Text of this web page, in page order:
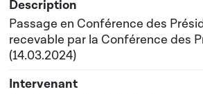
Passage en Conférence des
recevable par la Conférence des
(14.03.2024)